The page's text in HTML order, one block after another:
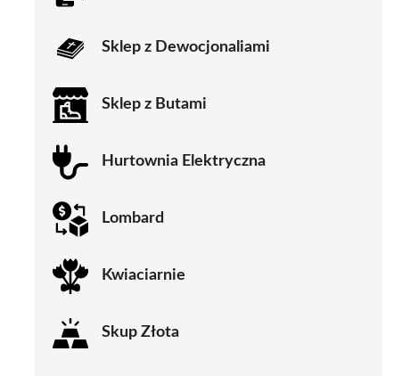
Sklep z Dewocjonaliami
Sklep z Butami
Hurtownia Elektryczna
Lombard
Kwiaciarnie
Skup Złota